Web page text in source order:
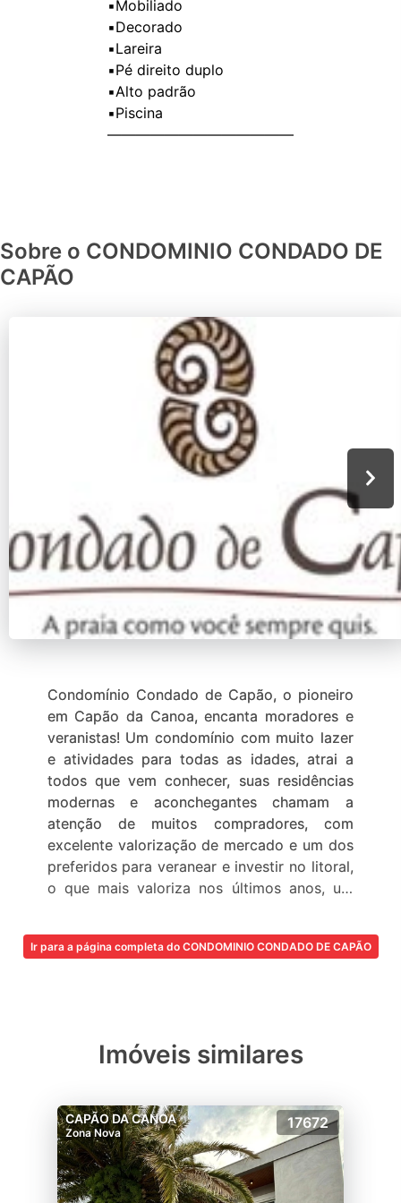
▪️Mobiliado
▪️Decorado
▪️Lareira
▪️Pé direito duplo
▪️Alto padrão
▪️Piscina
—————————————
Sobre o CONDOMINIO CONDADO DE
CAPÃO
Condomínio Condado de Capão, o pioneiro
em Capão da Canoa, encanta moradores e
veranistas! Um condomínio com muito lazer
e atividades para todas as idades, atrai a
todos que vem conhecer, suas residências
modernas e aconchegantes chamam a
atenção de muitos compradores, com
excelente valorização de mercado e um dos
preferidos para veranear e investir no litoral,
o que mais valoriza nos últimos anos, um
de viver bem, com todo conforto e
segurança.
privativa, toboágua, piscina adulto e infantil,
montada, salão de festas, espaço gourmet,
quadra de tênis de saibro, muro em
concreto pré-moldado, com 2,50m de altura
e cerca energizada, portaria 24 horas,
monitoramento por câmeras, sistema de
Ir para a página completa do CONDOMINIO CONDADO DE CAPÃO
Imóveis similares
CAPÃO DA CANOA
Zona Nova
17672